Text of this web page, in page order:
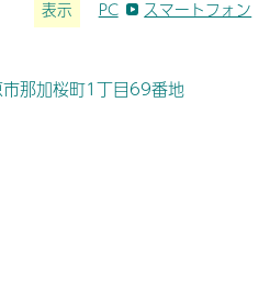
表示 PC スマートフォン
那加桜町1丁目69番地